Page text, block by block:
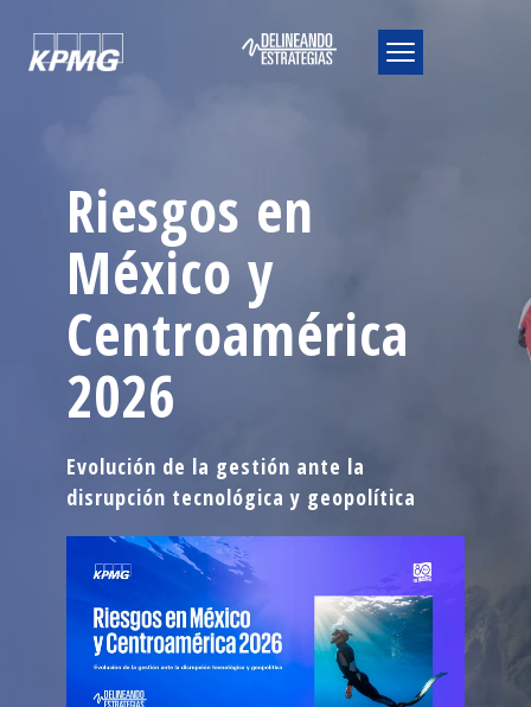
Riesgos en
México y
Centroamérica
2026
Evolución de la gestión ante la
disrupción tecnológica y geopolítica